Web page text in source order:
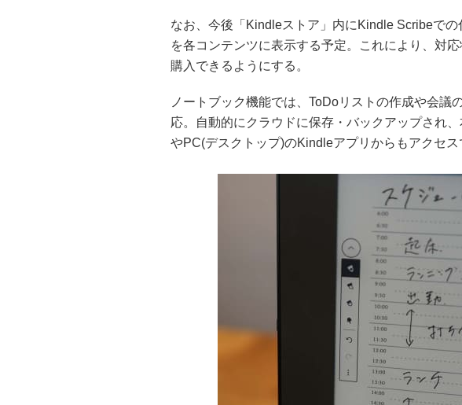
なお、今後「Kindleストア」内にKindle Scribeで
を各コンテンツに表示する予定。これにより、対
購入できるようにする。
ノートブック機能では、ToDoリストの作成や会議
応。自動的にクラウドに保存・バックアップされ
やPC(デスクトップ)のKindleアプリからもアクセス